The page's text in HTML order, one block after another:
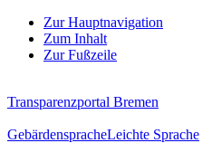
Zur Hauptnavigation
Zum Inhalt
Zur Fußzeile
Transparenzportal Bremen
GebärdenspracheLeichte Sprache